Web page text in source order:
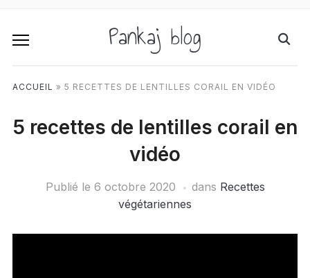
Pankaj blog
ACCUEIL » 5 RECETTES DE LENTILLES CORAIL EN VIDÉO
5 recettes de lentilles corail en
vidéo
Publié le 6 octobre 2020 dans Recettes
végétariennes